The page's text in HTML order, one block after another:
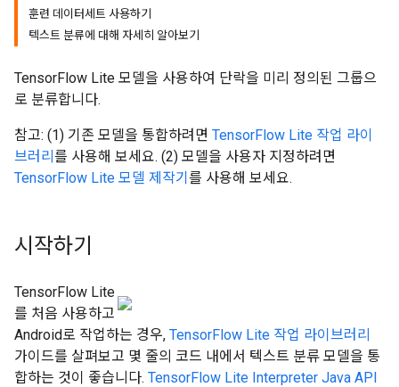
훈련 데이터세트 사용하기
텍스트 분류에 대해 자세히 알아보기
TensorFlow Lite 모델을 사용하여 단락을 미리 정의된 그룹으
로 분류합니다.
참고: (1) 기존 모델을 통합하려면 TensorFlow Lite 작업 라이
브러리 를 사용해 보세요. (2) 모델을 사용자 지정하려면
TensorFlow Lite 모델 제작기 를 사용해 보세요.
시작하기
TensorFlow Lite
를 처음 사용하고
Android로 작업하는 경우, TensorFlow Lite 작업 라이브러리
가이드를 살펴보고 몇 줄의 코드 내에서 텍스트 분류 모델을 통
합하는 것이 좋습니다. TensorFlow Lite Interpreter Java API